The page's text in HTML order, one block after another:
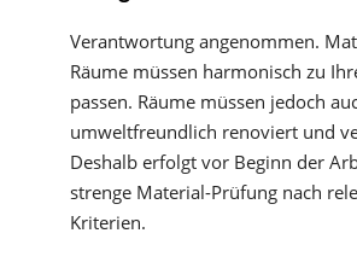
Verantwortung angenommen.
Räume müssen harmonisch zu
passen. Räume müssen jedoch
umweltfreundlich renoviert und
Deshalb erfolgt vor Beginn der
strenge Material-Prüfung nach
Kriterien.